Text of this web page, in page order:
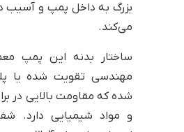
بزرگ به داخل پمپ و آسیب
می‌کند.
ساختار بدنه این پمپ
مهندسی تقویت شده یا
شده که مقاومت بالایی در
و مواد شیمیایی دارد.